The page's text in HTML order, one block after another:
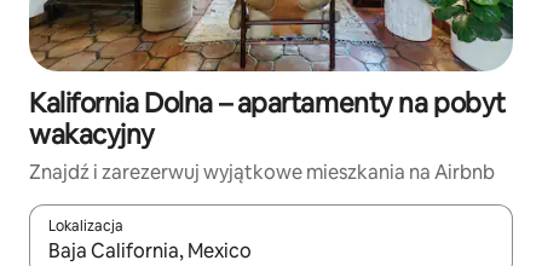
Kalifornia Dolna – apartamenty na pobyt
wakacyjny
Znajdź i zarezerwuj wyjątkowe mieszkania na Airbnb
Lokalizacja
Gdy wyniki będą dostępne, możesz poruszać się po nich za